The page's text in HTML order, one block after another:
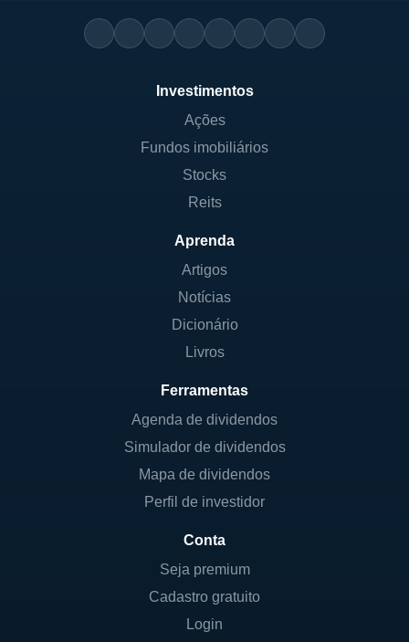
Investimentos
Ações
Fundos imobiliários
Stocks
Reits
Aprenda
Artigos
Notícias
Dicionário
Livros
Ferramentas
Agenda de dividendos
Simulador de dividendos
Mapa de dividendos
Perfil de investidor
Conta
Seja premium
Cadastro gratuito
Login